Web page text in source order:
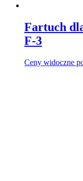
Fartuch
F-3
Ceny widoczne